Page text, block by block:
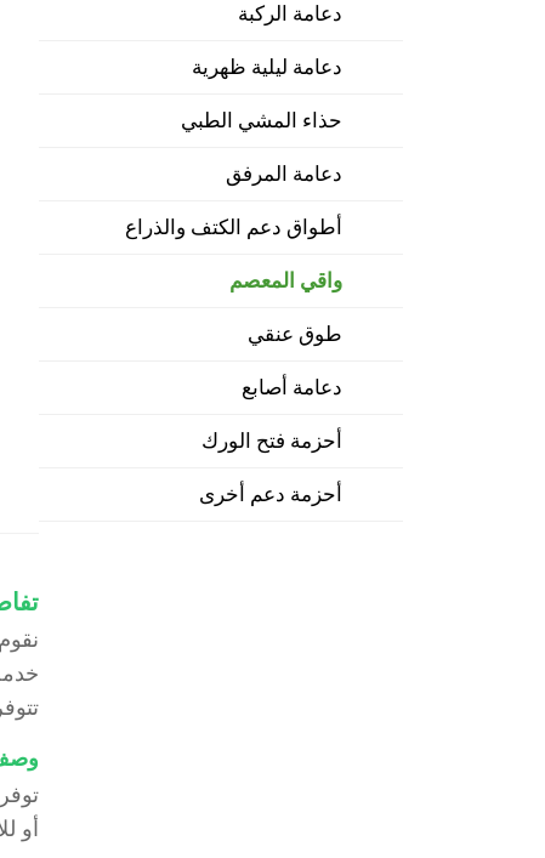
دعامة الركبة
دعامة ليلية ظهرية
حذاء المشي الطبي
دعامة المرفق
أطواق دعم الكتف والذراع
واقي المعصم
طوق عنقي
دعامة أصابع
أحزمة فتح الورك
أحزمة دعم أخرى
أو